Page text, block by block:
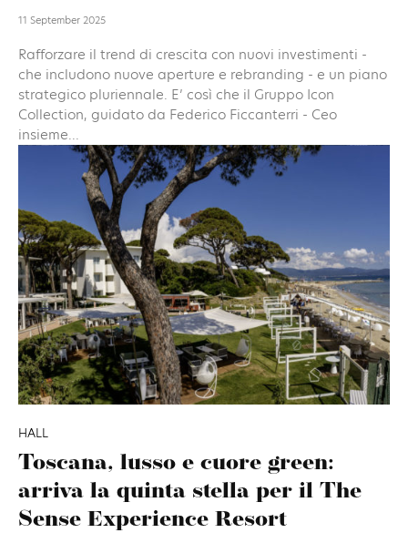
11 September 2025
Rafforzare il trend di crescita con nuovi investimenti -
che includono nuove aperture e rebranding - e un piano
strategico pluriennale. E’ così che il Gruppo Icon
Collection, guidato da Federico Ficcanterri - Ceo
insieme...
HALL
Toscana, lusso e cuore green:
arriva la quinta stella per il The
Sense Experience Resort